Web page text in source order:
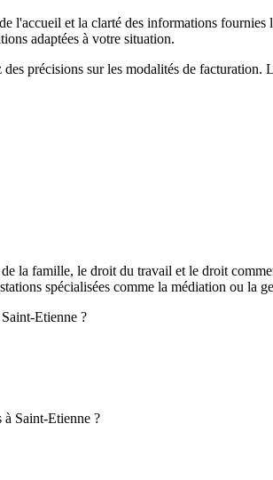
l'accueil et la clarté des informations
adaptées à votre situation.
précisions sur les modalités de
la famille, le droit du travail et le droit
spécialisées comme la médiation ou la
Etienne ?
Saint-Etienne ?